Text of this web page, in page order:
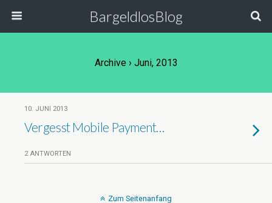
BargeldlosBlog
Archive › Juni, 2013
10. JUNI 2013
Vergesst Mobile Payment…
2 ANTWORTEN
Zum Seitenanfang